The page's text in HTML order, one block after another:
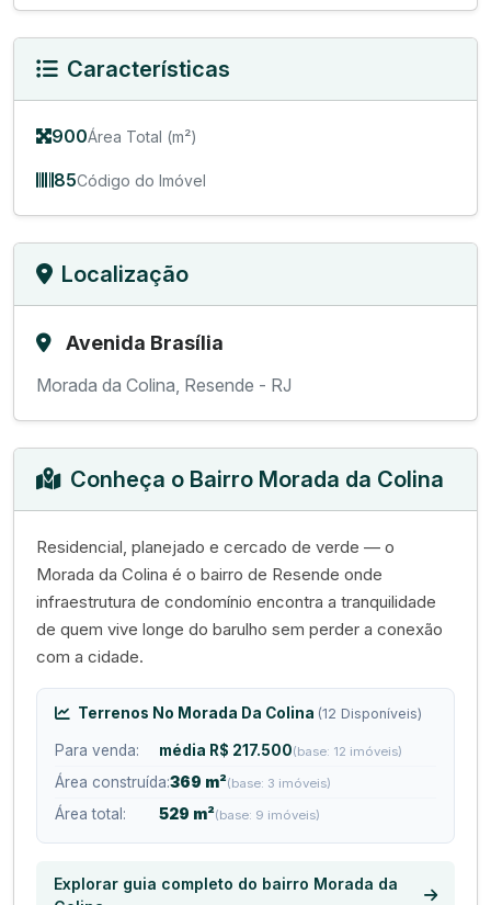
Características
900Área Total (m²)
85Código do Imóvel
Localização
Avenida Brasília
Morada da Colina, Resende - RJ
Conheça o Bairro Morada da Colina
Residencial, planejado e cercado de verde — o
Morada da Colina é o bairro de Resende onde
infraestrutura de condomínio encontra a tranquilidade
de quem vive longe do barulho sem perder a conexão
com a cidade.
Terrenos No Morada Da Colina (12 Disponíveis)
Para venda: média R$ 217.500(base: 12 imóveis)
Área construída:369 m²(base: 3 imóveis)
Área total: 529 m²(base: 9 imóveis)
Explorar guia completo do bairro Morada da